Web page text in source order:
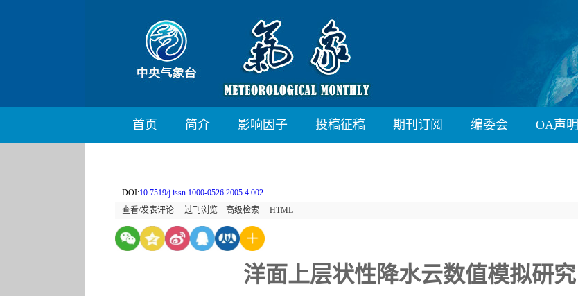
首页 简介 影响因子 投稿征稿 期刊订阅 编委会 OA声明
DOI:10.7519/j.issn.1000-0526.2005.4.002
查看/发表评论
过刊浏览 高级检索 HTML
洋面上层状性降水云数值模拟研究